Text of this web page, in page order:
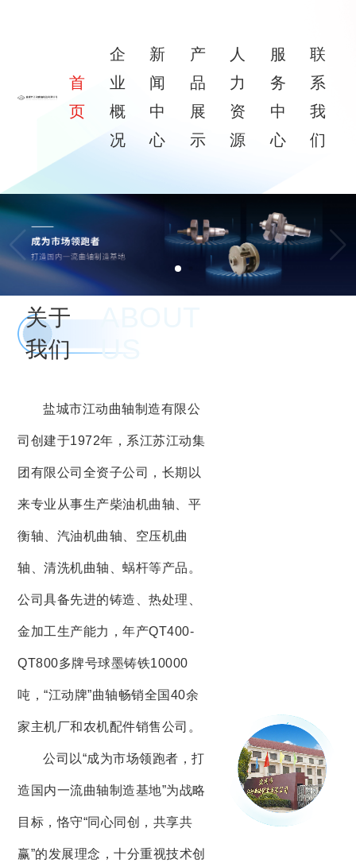
首
页
企
业
概
况
新
闻
中
心
产
品
展
示
人
力
资
源
服
务
中
心
联
系
我
们
关于
我们
US
盐城市江动曲轴制造有限公
司创建于1972年，系江苏江动集
团有限公司全资子公司，长期以
来专业从事生产柴油机曲轴、平
衡轴、汽油机曲轴、空压机曲
轴、清洗机曲轴、蜗杆等产品。
公司具备先进的铸造、热处理、
金加工生产能力，年产QT400-
QT800多牌号球墨铸铁10000
吨，“江动牌”曲轴畅销全国40余
家主机厂和农机配件销售公司。
公司以“成为市场领跑者，打
造国内一流曲轴制造基地”为战略
目标，恪守“同心同创，共享共
赢”的发展理念，十分重视技术创